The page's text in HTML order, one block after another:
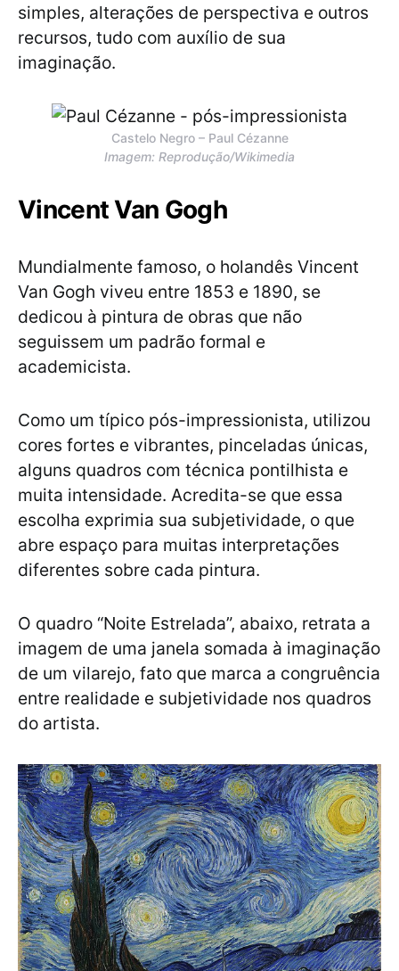
simples, alterações de perspectiva e outros
recursos, tudo com auxílio de sua
imaginação.
Castelo Negro – Paul Cézanne
Imagem: Reprodução/Wikimedia
Vincent Van Gogh
Mundialmente famoso, o holandês Vincent
Van Gogh viveu entre 1853 e 1890, se
dedicou à pintura de obras que não
seguissem um padrão formal e
academicista.
Como um típico pós-impressionista, utilizou
cores fortes e vibrantes, pinceladas únicas,
alguns quadros com técnica pontilhista e
muita intensidade. Acredita-se que essa
escolha exprimia sua subjetividade, o que
abre espaço para muitas interpretações
diferentes sobre cada pintura.
O quadro “Noite Estrelada”, abaixo, retrata a
imagem de uma janela somada à imaginação
de um vilarejo, fato que marca a congruência
entre realidade e subjetividade nos quadros
do artista.